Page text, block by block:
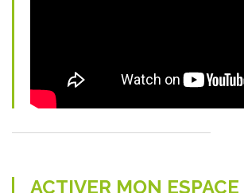
ACTIVER MON ESPACE